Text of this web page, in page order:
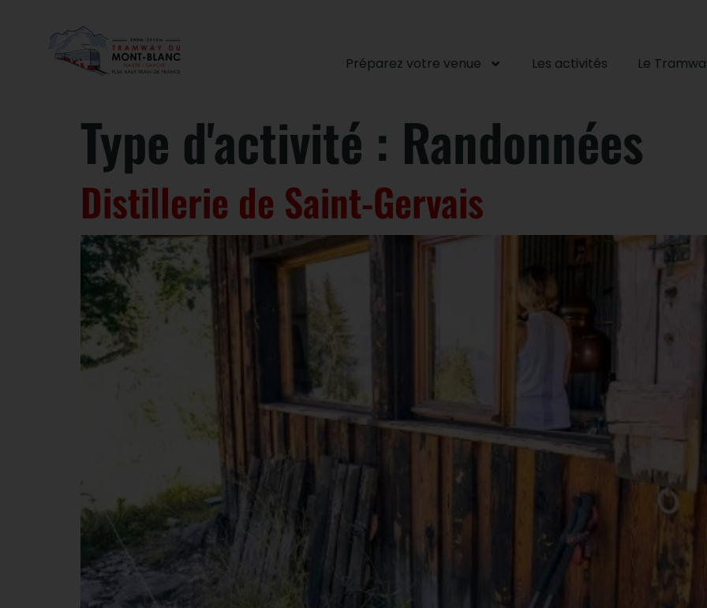
Préparez votre venue Les activités Le
Type d'activité : Randonnées
Distillerie de Saint-Gervais